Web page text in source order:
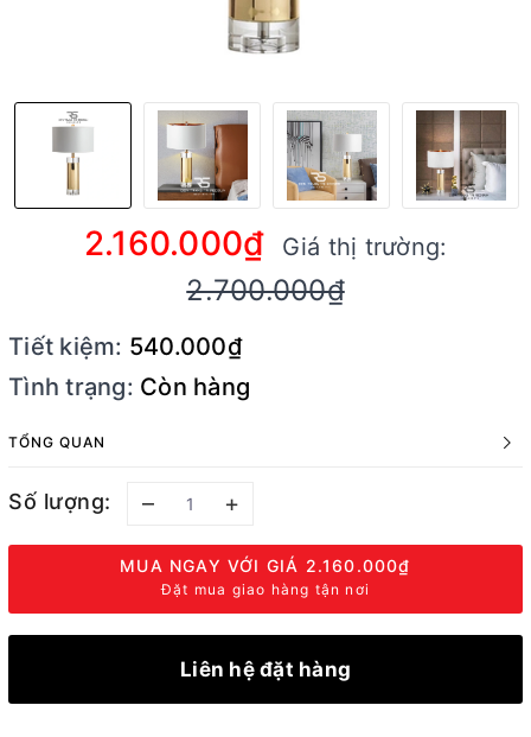
2.160.000₫ Giá thị trường:
2.700.000₫
Tiết kiệm: 540.000₫
Tình trạng: Còn hàng
TỔNG QUAN
Số lượng: – +
MUA NGAY VỚI GIÁ 2.160.000₫
Đặt mua giao hàng tận nơi
Liên hệ đặt hàng